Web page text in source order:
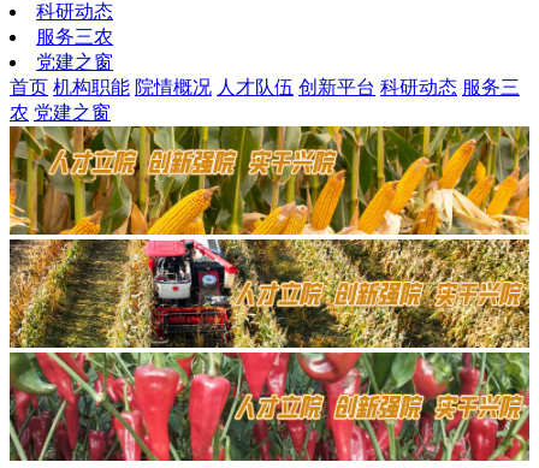
科研动态
服务三农
党建之窗
首页 机构职能 院情概况 人才队伍 创新平台 科研动态 服务三
农 党建之窗